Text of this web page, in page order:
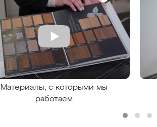
Материалы, с которыми мы
работаем